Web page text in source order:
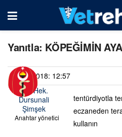
Yanıtla: KÖPEĞİMİN
18/06/2018: 12:57
Vet. Hek.
Dursunali
Şimşek
Anahtar yönetici
tentürdiyotla
eczaneden
kullanın